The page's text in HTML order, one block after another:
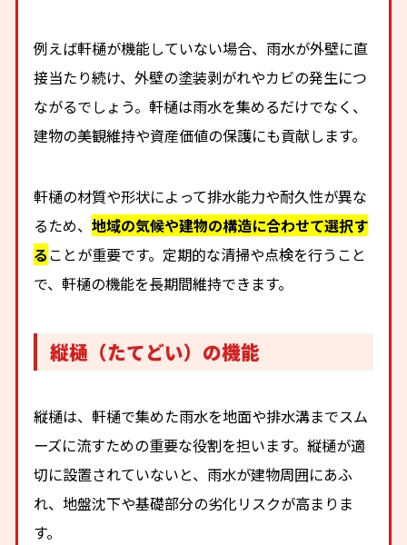
例えば軒樋が機能していない場合、雨水が外壁に直
接当たり続け、外壁の塗装剥がれやカビの発生につ
ながるでしょう。軒樋は雨水を集めるだけでなく、
建物の美観維持や資産価値の保護にも貢献します。
軒樋の材質や形状によって排水能力や耐久性が異な
るため、地域の気候や建物の構造に合わせて選択す
ることが重要です。定期的な清掃や点検を行うこと
で、軒樋の機能を長期間維持できます。
縦樋（たてどい）の機能
縦樋は、軒樋で集めた雨水を地面や排水溝までスム
ーズに流すための重要な役割を担います。縦樋が適
切に設置されていないと、雨水が建物周囲にあふ
れ、地盤沈下や基礎部分の劣化リスクが高まりま
す。